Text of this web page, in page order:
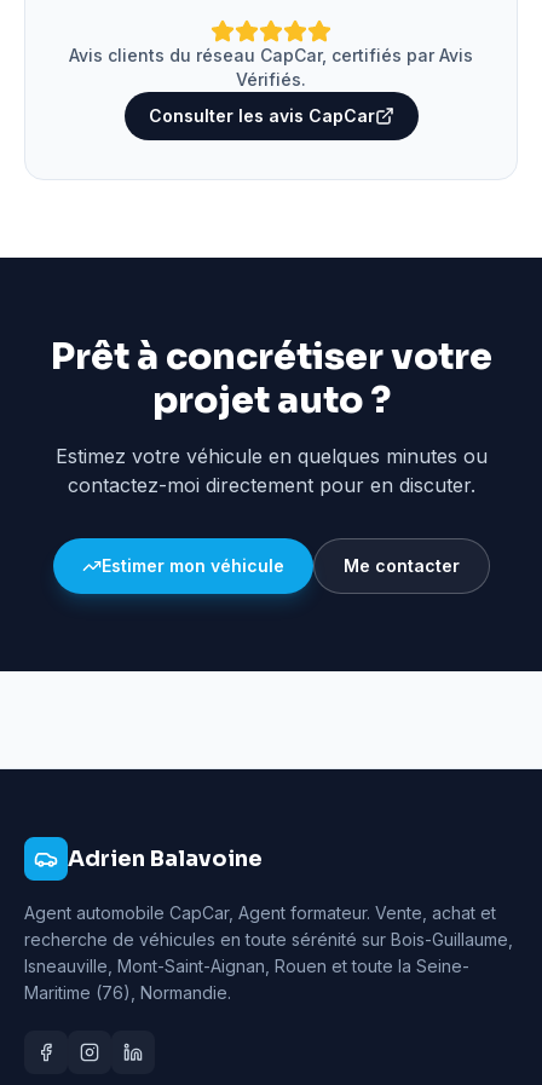
Avis clients du réseau CapCar, certifiés par Avis
Vérifiés.
Consulter les avis CapCar
Prêt à concrétiser votre
projet auto ?
Estimez votre véhicule en quelques minutes ou
contactez-moi directement pour en discuter.
Estimer mon véhicule Me contacter
Adrien Balavoine
Agent automobile CapCar, Agent formateur. Vente, achat et
recherche de véhicules en toute sérénité sur Bois-Guillaume,
Isneauville, Mont-Saint-Aignan, Rouen et toute la Seine-
Maritime (76), Normandie.